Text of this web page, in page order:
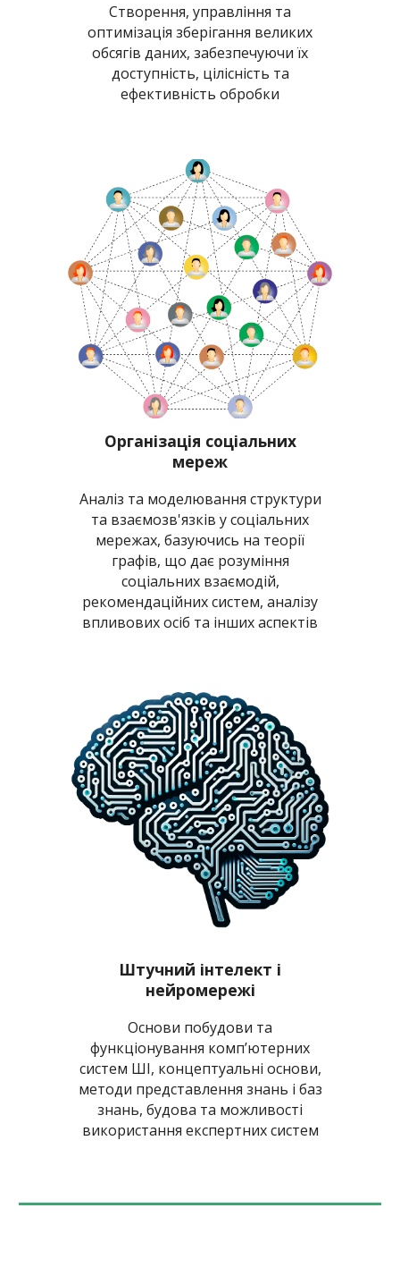
Створення, управління та
оптимізація зберігання великих
обсягів даних, забезпечуючи їх
доступність, цілісність та
ефективність обробки
Організація соціальних
мереж
Аналіз та моделювання структури
та взаємозв'язків у соціальних
мережах, базуючись на теорії
графів, що дає розуміння
соціальних взаємодій,
рекомендаційних систем, аналізу
впливових осіб та інших аспектів
Штучний інтелект і
нейромережі
Основи побудови та
функціонування комп’ютерних
систем ШІ, концептуальні основи,
методи представлення знань і баз
знань, будова та можливості
використання експертних систем